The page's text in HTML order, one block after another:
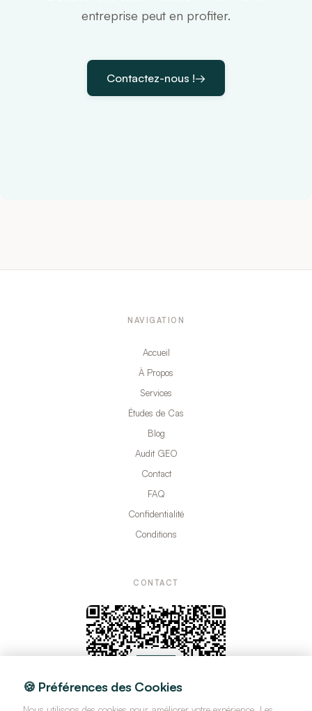
entreprise peut en profiter.
Contactez-nous !→
NAVIGATION
Accueil
À Propos
Services
Études de Cas
Blog
Audit GEO
Contact
FAQ
Confidentialité
Conditions
CONTACT
🍪 Préférences des Cookies